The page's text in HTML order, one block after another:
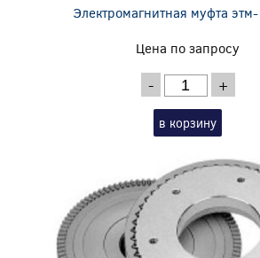
Электромагнитная муфта
Цена по запросу
- +
в корзину